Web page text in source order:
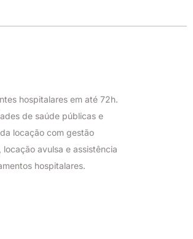
hospitalares em até 72h.
de saúde públicas e
locação com gestão
avulsa e assistência
hospitalares.